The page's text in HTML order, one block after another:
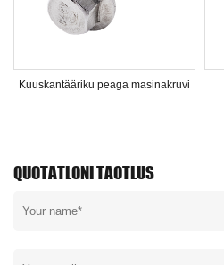
Kuuskantääriku peaga masinakruvi
QUOTATLONI TAOTLUS